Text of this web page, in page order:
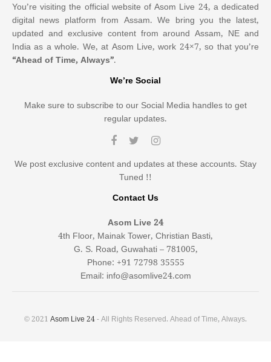
You’re visiting the official website of Asom Live 24, a dedicated
digital news platform from Assam. We bring you the latest,
updated and exclusive content from around Assam, NE and
India as a whole. We, at Asom Live, work 24×7, so that you’re
“Ahead of Time, Always”.
We’re Social
Make sure to subscribe to our Social Media handles to get
regular updates.
We post exclusive content and updates at these accounts. Stay
Tuned !!
Contact Us
Asom Live 24
4th Floor, Mainak Tower, Christian Basti,
G. S. Road, Guwahati – 781005,
Phone: +91 72798 35555
Email: info@asomlive24.com
© 2021 Asom Live 24- All Rights Reserved. Ahead of Time, Always.